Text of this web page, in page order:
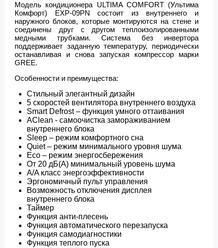
Модель кондиционера ULTIMA COMFORT (Ультима
Комфорт) EXP-09PN состоит из внутреннего и
наружного блоков, которые монтируются на стене и
соединены друг с другом теплоизолированными
медными трубками. Система без инвертора
поддерживает заданную температуру, периодически
останавливая и снова запуская компрессор марки
GREE.
Особенности и преимущества:
Стильный элегантный дизайн
5 скоростей вентилятора внутреннего воздуха
Smart Defrost – функция умного оттаивания
AClean - cамоочистка замораживанием
внутреннего блока
Sleep – режим комфортного сна
Quiet – режим минимального уровня шума
Eco – режим энергосбережения
От 20 дБ(А) минимальный уровень шума
A/A класс энергоэффективности
Эргономичный пульт управления
Возможность отключения дисплея
внутреннего блока
Таймер
Функция анти-плесень
Функция автоматического перезапуска
Функция самодиагностики
Функция теплого пуска